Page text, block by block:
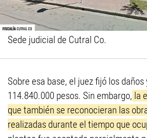
Sede judicial de Cutral Co.
Sobre esa base, el juez fijó los
114.840.000 pesos. Sin embargo, la
que también se reconocieran las
realizadas durante el tiempo que